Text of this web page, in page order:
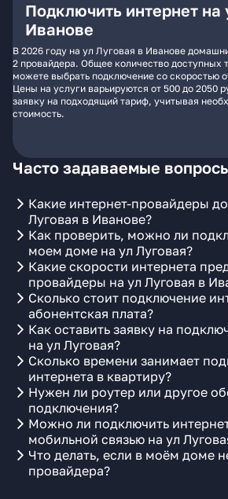
Подключить интернет на
Иванове
В 2026 году на ул Луговая в Иванове
2 провайдера. Общее количество доступных
можете выбрать подключение со скоростью
Цены на услуги варьируются от 500 до 2050
заявку на подходящий тариф, учитывая
стоимость.
Часто задаваемые
Какие интернет-провайдеры
Луговая в Иванове?
Как проверить, можно ли
моем доме на ул Луговая?
Какие скорости интернета
провайдеры на ул Луговая в
Сколько стоит подключение
абонентская плата?
Как оставить заявку на
на ул Луговая?
Сколько времени занимает
интернета в квартиру?
Нужен ли роутер или другое
подключения?
Можно ли подключить
мобильной связью на ул
Что делать, если в моём доме
провайдера?